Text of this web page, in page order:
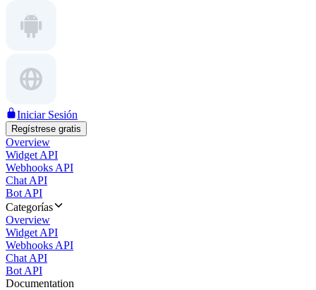
Iniciar Sesión
Regístrese gratis
Overview
Widget API
Webhooks API
Chat API
Bot API
Categorías
Overview
Widget API
Webhooks API
Chat API
Bot API
Documentation